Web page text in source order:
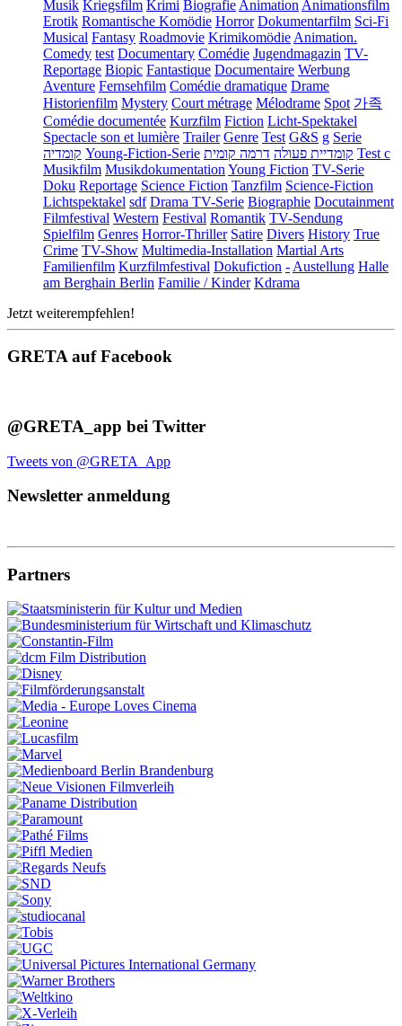
Musik Kriegsfilm Krimi Biografie Animation Animationsfilm
Erotik Romantische Komödie Horror Dokumentarfilm Sci-Fi
Musical Fantasy Roadmovie Krimikomödie Animation.
Comedy test Documentary Comédie Jugendmagazin TV-
Reportage Biopic Fantastique Documentaire Werbung
Aventure Fernsehfilm Comédie dramatique Drame
Historienfilm Mystery Court métrage Mélodrame Spot 가족
Comédie documentée Kurzfilm Fiction Licht-Spektakel
Spectacle son et lumière Trailer Genre Test G&S g Serie
קומדיה Young-Fiction-Serie קומדיית פעולה דרמה קומית
Test c
Musikfilm Musikdokumentation Young Fiction TV-Serie
Doku Reportage Science Fiction Tanzfilm Science-Fiction
Lichtspektakel sdf Drama TV-Serie Biographie Docutainment
Filmfestival Western Festival Romantik TV-Sendung
Spielfilm Genres Horror-Thriller Satire Divers History True
Crime TV-Show Multimedia-Installation Martial Arts
Familienfilm Kurzfilmfestival Dokufiction - Austellung Halle
am Berghain Berlin Familie / Kinder Kdrama
Jetzt weiterempfehlen!
GRETA auf Facebook
@GRETA_app bei Twitter
Tweets von @GRETA_App
Newsletter anmeldung
Partners